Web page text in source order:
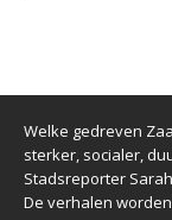
Welke gedreven
sterker, socialer,
Stadsreporter
De verhalen